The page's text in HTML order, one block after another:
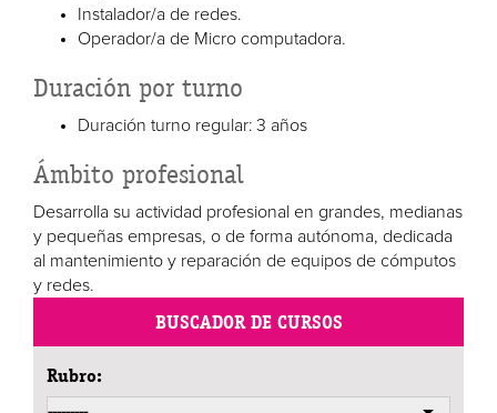
Instalador/a de redes.
Operador/a de Micro computadora.
Duración por turno
Duración turno regular: 3 años
Ámbito profesional
Desarrolla su actividad profesional en grandes, medianas
y pequeñas empresas, o de forma autónoma, dedicada
al mantenimiento y reparación de equipos de cómputos
y redes.
BUSCADOR DE CURSOS
Rubro: